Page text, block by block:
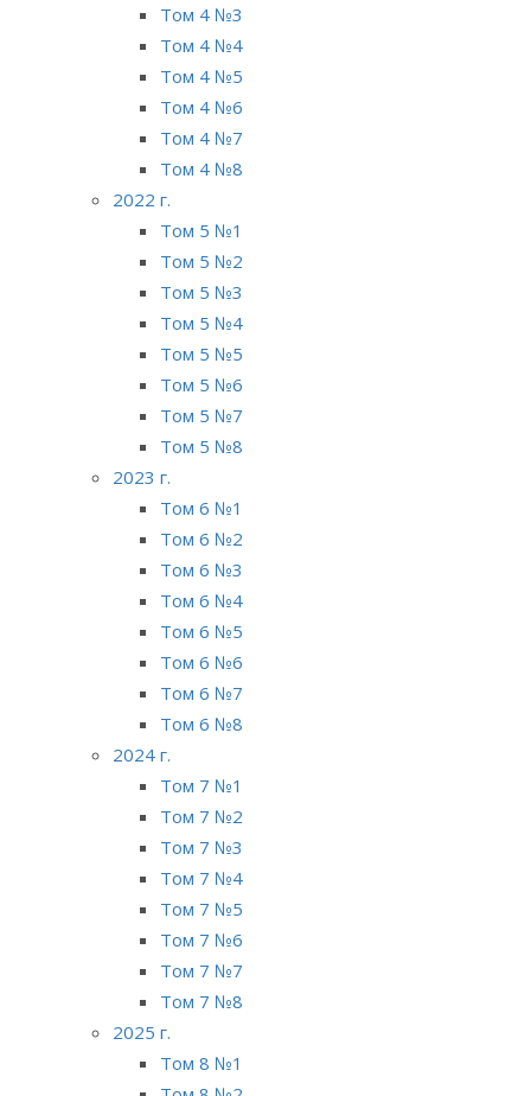
Том 4 №3
Том 4 №4
Том 4 №5
Том 4 №6
Том 4 №7
Том 4 №8
2022 г.
Том 5 №1
Том 5 №2
Том 5 №3
Том 5 №4
Том 5 №5
Том 5 №6
Том 5 №7
Том 5 №8
2023 г.
Том 6 №1
Том 6 №2
Том 6 №3
Том 6 №4
Том 6 №5
Том 6 №6
Том 6 №7
Том 6 №8
2024 г.
Том 7 №1
Том 7 №2
Том 7 №3
Том 7 №4
Том 7 №5
Том 7 №6
Том 7 №7
Том 7 №8
2025 г.
Том 8 №1